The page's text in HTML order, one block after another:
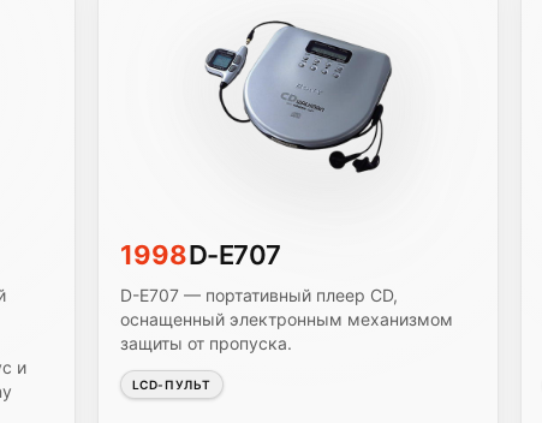
и
1998D-E707
D-E707 — портативный плеер CD,
оснащенный электронным механизмом
защиты от пропуска.
LCD-ПУЛЬТ